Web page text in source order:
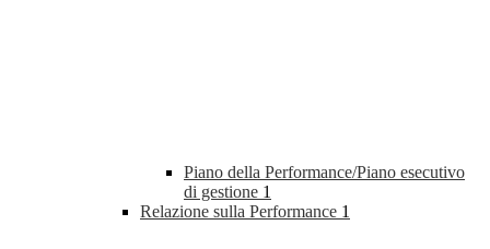
Piano della Performance/Piano esecutivo
di gestione 1
Relazione sulla Performance 1